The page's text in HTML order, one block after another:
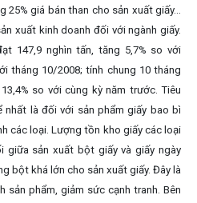
25% giá bán than cho sản xuất giấy...
xuất kinh doanh đối với ngành giấy.
147,9 nghìn tấn, tăng 5,7% so với
tháng 10/2008; tính chung 10 tháng
so với cùng kỳ năm trước. Tiêu
là đối với sản phẩm giấy bao bì
các loại. Lượng tồn kho giấy các loại
giữa sản xuất bột giấy và giấy ngày
bột khá lớn cho sản xuất giấy. Đây là
sản phẩm, giảm sức cạnh tranh. Bên